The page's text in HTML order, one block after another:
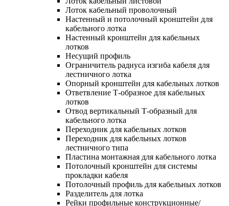
Лоток кабельный проволочный
Настенный и потолочный кронштейн для
кабельного лотка
Настенный кронштейн для кабельных
лотков
Несущий профиль
Ограничитель радиуса изгиба кабеля для
лестничного лотка
Опорный кронштейн для кабельных лотков
Ответвление Т-образное для кабельных
лотков
Отвод вертикальный Т-образный для
кабельного лотка
Переходник для кабельных лотков
Переходник для кабельных лотков
лестничного типа
Пластина монтажная для кабельного лотка
Потолочный кронштейн для системы
прокладки кабеля
Потолочный профиль для кабельных лотков
Разделитель для лотка
Рейки профильные конструкционные/